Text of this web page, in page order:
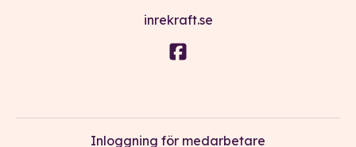
inrekraft.se
Inloggning för medarbetare